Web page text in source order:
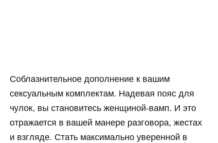
Соблазнительное дополнение к вашим
сексуальным комплектам. Надевая пояс для
чулок, вы становитесь женщиной-вамп. И это
отражается в вашей манере разговора, жестах
и взгляде. Стать максимально уверенной в